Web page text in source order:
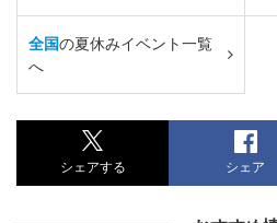
全国の夏休みイベント一覧
へ
シェアする シェア